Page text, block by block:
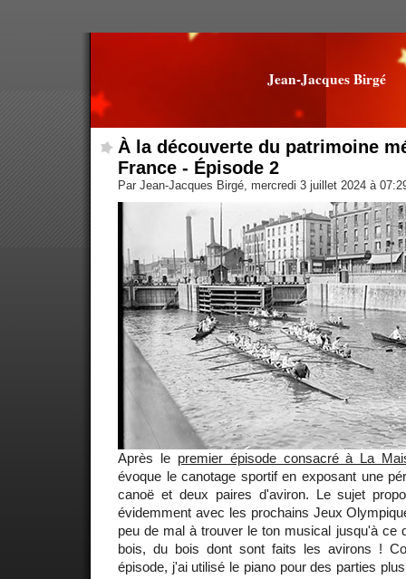
Jean-Jacques Birgé
À la découverte du patrimoine
France - Épisode 2
Par Jean-Jacques Birgé, mercredi 3 juillet 2024 à
Après le premier épisode consacré à La
évoque le canotage sportif en exposant une
canoë et deux paires d'aviron. Le sujet
évidemment avec les prochains Jeux
peu de mal à trouver le ton musical jusqu'à ce
bois, du bois dont sont faits les avirons !
épisode, j'ai utilisé le piano pour des parties